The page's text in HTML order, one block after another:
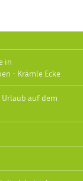
in
- Krämle Ecke
Urlaub auf dem